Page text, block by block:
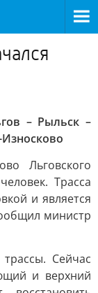
– Рыльск –
Льговского
Трасса
и является
министр
Сейчас
и верхний